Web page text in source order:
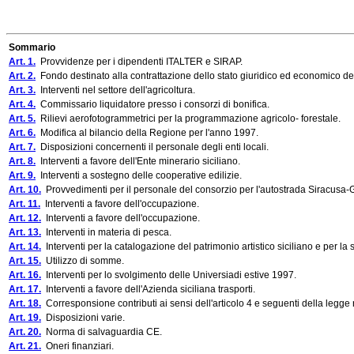
Sommario
Art. 1. Provvidenze per i dipendenti ITALTER e SIRAP.
Art. 2. Fondo destinato alla contrattazione dello stato giuridico ed economico
Art. 3. Interventi nel settore dell'agricoltura.
Art. 4. Commissario liquidatore presso i consorzi di bonifica.
Art. 5. Rilievi aerofotogrammetrici per la programmazione agricolo- forestale.
Art. 6. Modifica al bilancio della Regione per l'anno 1997.
Art. 7. Disposizioni concernenti il personale degli enti locali.
Art. 8. Interventi a favore dell'Ente minerario siciliano.
Art. 9. Interventi a sostegno delle cooperative edilizie.
Art. 10. Provvedimenti per il personale del consorzio per l'autostrada Siracusa-
Art. 11. Interventi a favore dell'occupazione.
Art. 12. Interventi a favore dell'occupazione.
Art. 13. Interventi in materia di pesca.
Art. 14. Interventi per la catalogazione del patrimonio artistico siciliano e per
Art. 15. Utilizzo di somme.
Art. 16. Interventi per lo svolgimento delle Universiadi estive 1997.
Art. 17. Interventi a favore dell'Azienda siciliana trasporti.
Art. 18. Corresponsione contributi ai sensi dell'articolo 4 e seguenti della
Art. 19. Disposizioni varie.
Art. 20. Norma di salvaguardia CE.
Art. 21. Oneri finanziari.